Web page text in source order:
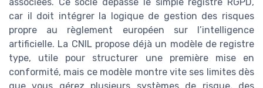
associées. Ce socle dépasse le simple registre RGPD,
car il doit intégrer la logique de gestion des risques
propre au règlement européen sur l’intelligence
artificielle. La CNIL propose déjà un modèle de registre
type, utile pour structurer une première mise en
conformité, mais ce modèle montre vite ses limites dès